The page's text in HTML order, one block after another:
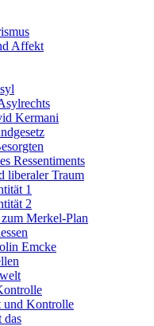
Affekt
Kermani
Ressentiments
liberaler Traum
1
2
Merkel-Plan
Emcke
und Kontrolle
das